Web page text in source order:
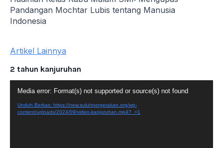
Pandangan Mochtar Lubis tentang Manusia
Indonesia
Artikel Lainnya
2 tahun kanjuruhan
Video
Media error: Format(s) not supported or source(s) not found
Unduh Berkas: https://new.suluhpergerakan.org/wp-
content/uploads/2024/09/video-kanjuruhan.mp4?_=1